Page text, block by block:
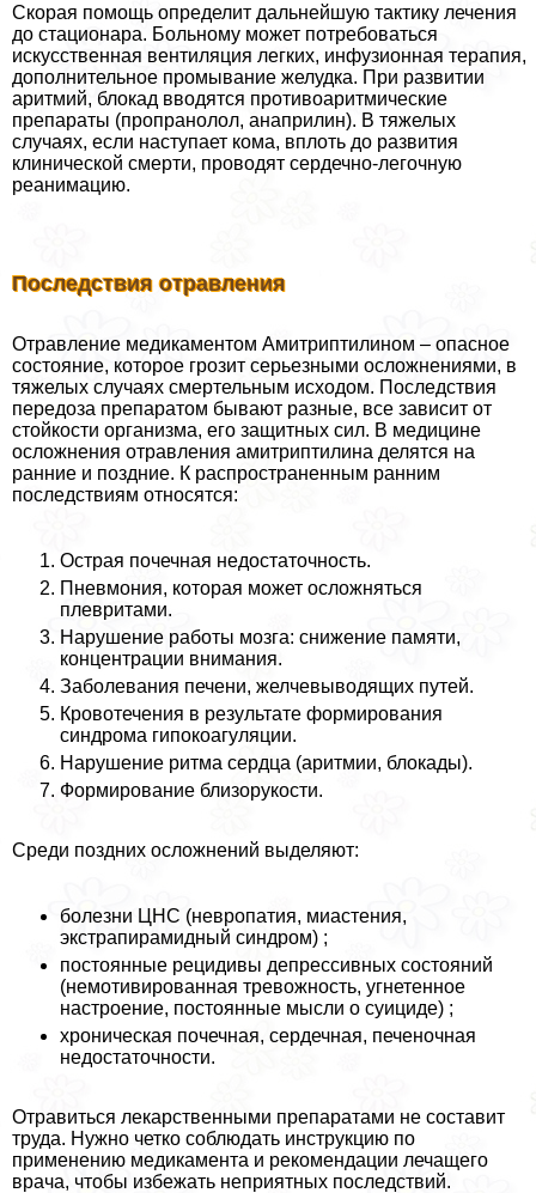
Скорая помощь определит дальнейшую тактику лечения
до стационара. Больному может потребоваться
искусственная вентиляция легких, инфузионная терапия,
дополнительное промывание желудка. При развитии
аритмий, блокад вводятся противоаритмические
препараты (пропранолол, анаприлин). В тяжелых
случаях, если наступает кома, вплоть до развития
клинической cмepти, проводят сердечно-легочную
реанимацию.
Последствия отравления
Отравление медикаментом Амитриптилином – опасное
состояние, которое грозит серьезными осложнениями, в
тяжелых случаях cмepтельным исходом. Последствия
передоза препаратом бывают разные, все зависит от
стойкости организма, его защитных сил. В медицине
осложнения отравления амитриптилина делятся на
ранние и поздние. К распространенным ранним
последствиям относятся:
Острая почечная недостаточность.
Пневмония, которая может осложняться
плевритами.
Нарушение работы мозга: снижение памяти,
концентрации внимания.
Заболевания печени, желчевыводящих путей.
Кровотечения в результате формирования
синдрома гипокоагуляции.
Нарушение ритма сердца (аритмии, блокады).
Формирование близорукости.
Среди поздних осложнений выделяют:
болезни ЦНС (невропатия, миастения,
экстрапирамидный синдром) ;
постоянные рецидивы депрессивных состояний
(немотивированная тревожность, угнетенное
настроение, постоянные мысли о суициде) ;
хроническая почечная, сердечная, печеночная
недостаточности.
Отравиться лекарственными препаратами не составит
труда. Нужно четко соблюдать инструкцию по
применению медикамента и рекомендации лечащего
врача, чтобы избежать неприятных последствий.